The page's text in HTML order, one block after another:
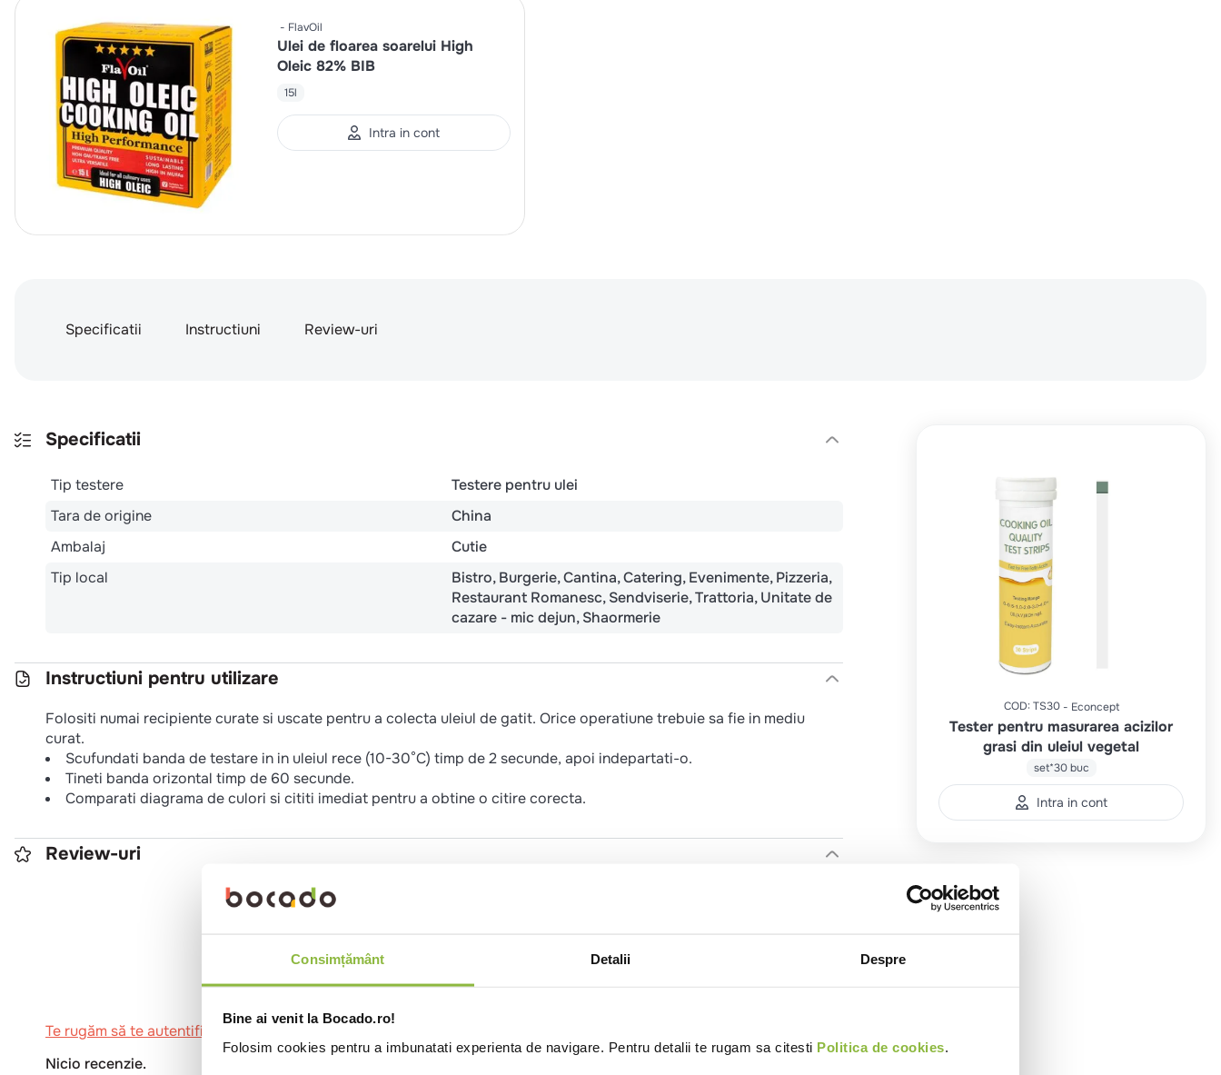
Consimțământ Detalii Despre
Bine ai venit la Bocado.ro!
Folosim cookies pentru a imbunatati experienta de navigare. Pentru detalii te rugam sa citesti Politica de cookies.
FlavOil
Ulei de floarea soarelui High
Oleic 82% BIB
15l
Intra in cont
Specificatii Instructiuni Review-uri
Specificatii
Tip testere
Testere pentru ulei
Tara de origine
China
Ambalaj
Cutie
Tip local
Bistro Burgerie Cantina Catering Evenimente Pizzeria
Restaurant Romanesc Sendviserie Trattoria Unitate de
cazare - mic dejun Shaormerie
Instructiuni pentru utilizare
Folositi numai recipiente curate si uscate pentru a colecta uleiul de gatit. Orice operatiune trebuie sa fie in mediu
curat.
Scufundati banda de testare in in uleiul rece (10-30°C) timp de 2 secunde, apoi indepartati-o.
Tineti banda orizontal timp de 60 secunde.
Comparati diagrama de culori si cititi imediat pentru a obtine o citire corecta.
Review-uri
0
Te rugăm să te autentifici pentru a scrie o recenzie.
Nicio recenzie.
COD: TS30 Econcept
Tester pentru masurarea acizilor
grasi din uleiul vegetal
set*30 buc
Intra in cont